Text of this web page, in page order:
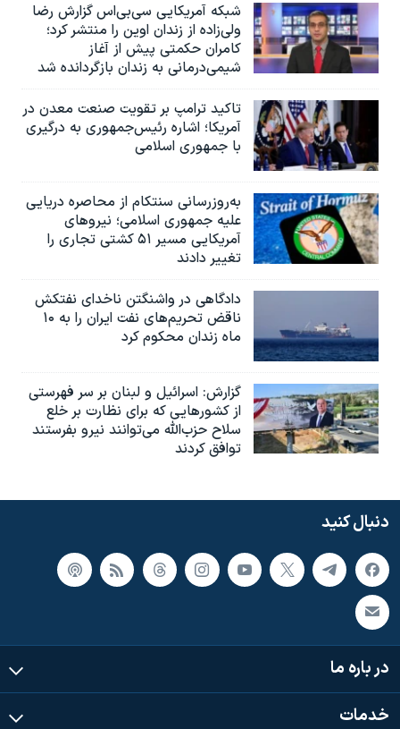
شبکه آمریکایی سی‌بی‌‌اس گزارش رضا
ولی‌زاده از زندان اوین را منتشر کرد؛
کامران حکمتی پیش از آغاز
شیمی‌درمانی به زندان بازگردانده شد
تاکید ترامپ بر تقویت صنعت معدن در
آمریکا؛ اشاره رئیس‌جمهوری به درگیری
با جمهوری اسلامی
به‌روزرسانی سنتکام از محاصره دریایی
علیه جمهوری اسلامی؛ نیروهای
آمریکایی مسیر ۵۱ کشتی تجاری را
تغییر دادند
دادگاهی در واشنگتن ناخدای نفتکش
ناقض تحریم‌های نفت ایران را به ۱۰
ماه زندان محکوم کرد
گزارش‌: اسرائيل و لبنان بر سر فهرستی
از کشورهایی که برای نظارت بر خلع
سلاح حزب‌الله می‌توانند نیرو بفرستند
توافق کردند
دنبال کنید
در باره ما
خدمات